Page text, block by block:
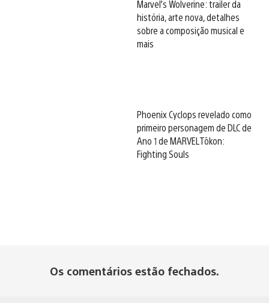
Marvel’s Wolverine: trailer da
história, arte nova, detalhes
sobre a composição musical e
mais
Phoenix Cyclops revelado como
primeiro personagem de DLC de
Ano 1 de MARVEL Tōkon:
Fighting Souls
Os comentários estão fechados.